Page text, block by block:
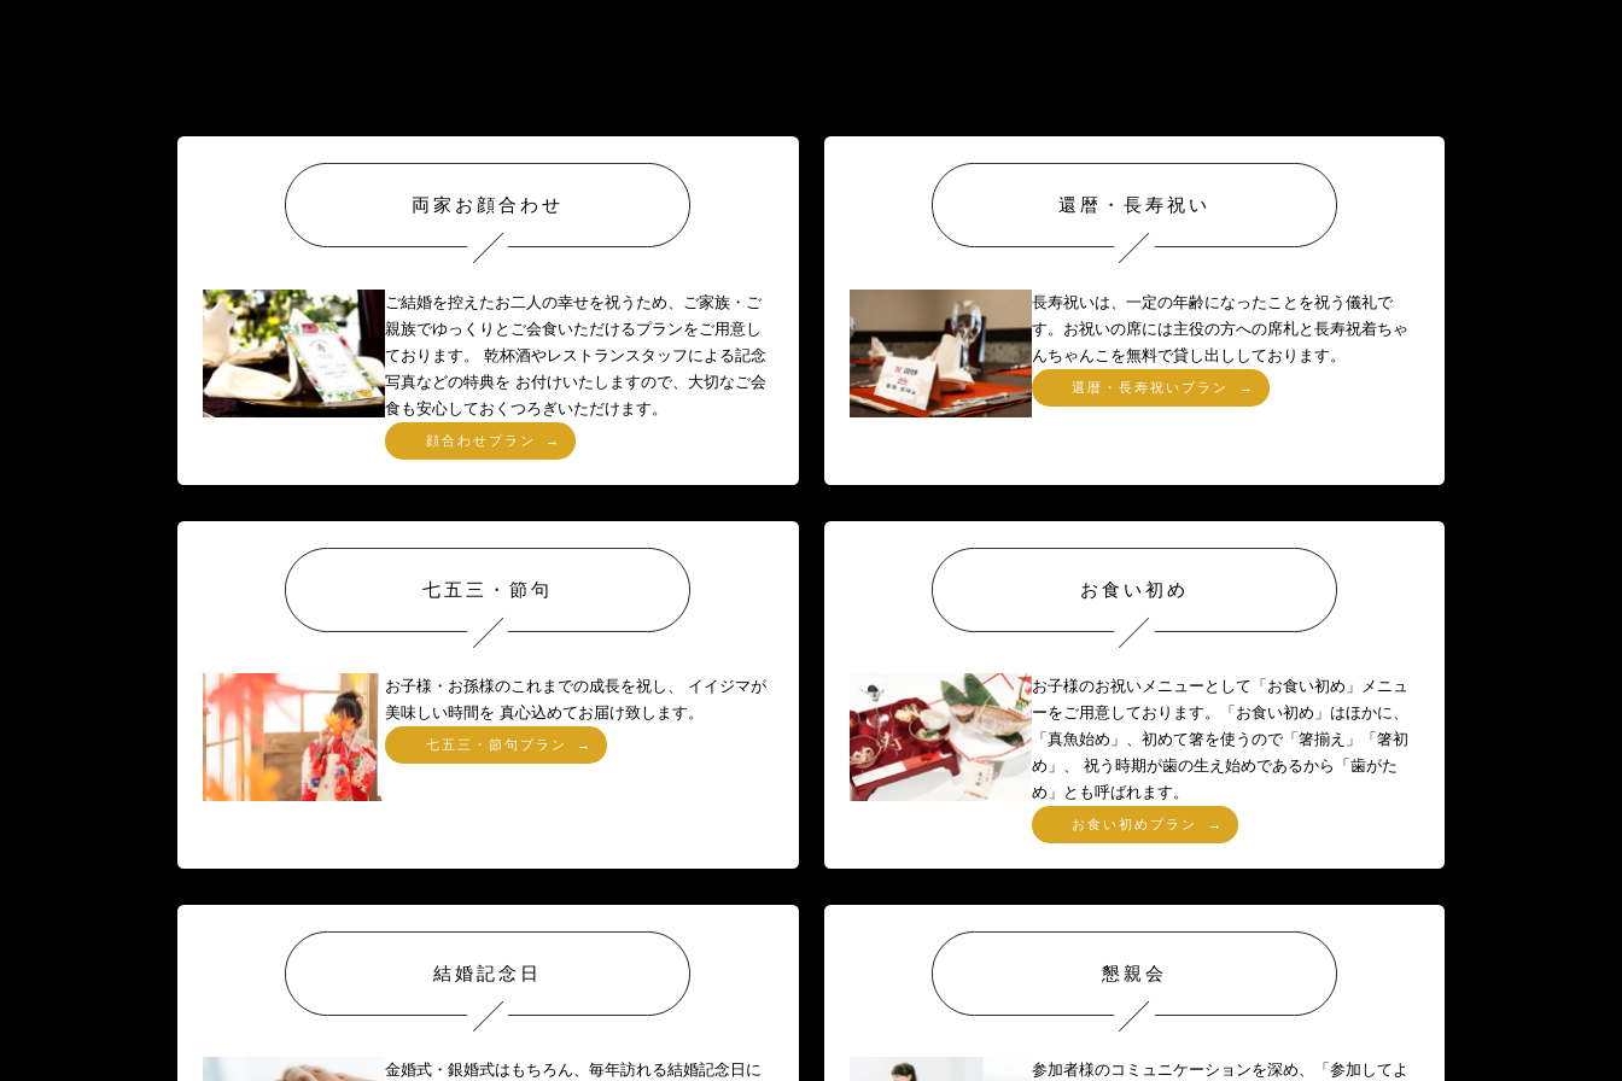
両家お顔合わせ
ご結婚を控えたお二人の幸せを祝うため、ご家族・ご
親族でゆっくりとご会食いただけるプランをご用意し
ております。 乾杯酒やレストランスタッフによる記念
写真などの特典を お付けいたしますので、大切なご会
食も安心しておくつろぎいただけます。
顔合わせプラン
還暦・長寿祝い
長寿祝いは、一定の年齢になったことを祝う儀礼で
す。お祝いの席には主役の方への席札と長寿祝着ちゃ
んちゃんこを無料で貸し出ししております。
還暦・長寿祝いプラン
七五三・節句
お子様・お孫様のこれまでの成長を祝し、 イイジマが
美味しい時間を 真心込めてお届け致します。
七五三・節句プラン
お食い初め
お子様のお祝いメニューとして「お食い初め」メニュ
ーをご用意しております。「お食い初め」はほかに、
「真魚始め」、初めて箸を使うので「箸揃え」「箸初
め」、 祝う時期が歯の生え始めであるから「歯がた
め」とも呼ばれます。
お食い初めプラン
結婚記念日
金婚式・銀婚式はもちろん、毎年訪れる結婚記念日に
懇親会
参加者様のコミュニケーションを深め、「参加してよ